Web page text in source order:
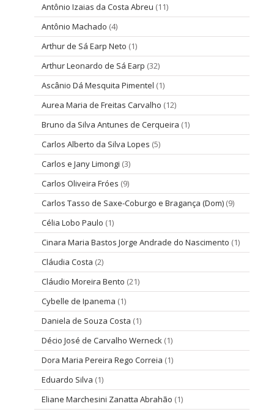
Antônio Izaias da Costa Abreu (11)
Antônio Machado (4)
Arthur de Sá Earp Neto (1)
Arthur Leonardo de Sá Earp (32)
Ascânio Dá Mesquita Pimentel (1)
Aurea Maria de Freitas Carvalho (12)
Bruno da Silva Antunes de Cerqueira (1)
Carlos Alberto da Silva Lopes (5)
Carlos e Jany Limongi (3)
Carlos Oliveira Fróes (9)
Carlos Tasso de Saxe-Coburgo e Bragança (Dom) (9)
Célia Lobo Paulo (1)
Cinara Maria Bastos Jorge Andrade do Nascimento (1)
Cláudia Costa (2)
Cláudio Moreira Bento (21)
Cybelle de Ipanema (1)
Daniela de Souza Costa (1)
Décio José de Carvalho Werneck (1)
Dora Maria Pereira Rego Correia (1)
Eduardo Silva (1)
Eliane Marchesini Zanatta Abrahão (1)